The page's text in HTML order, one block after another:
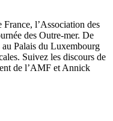
l’Association des
des Outre-mer. De
Palais du Luxembourg
Suivez les discours de
de l’AMF et Annick